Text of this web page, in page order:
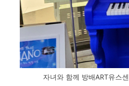
자녀와 함께 방배ART유스